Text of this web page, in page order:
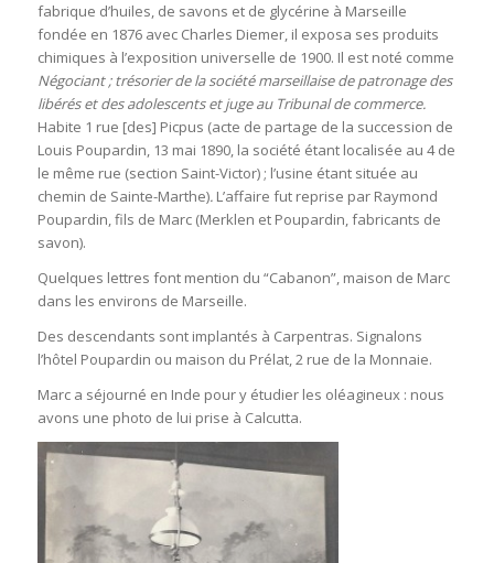
fabrique d’huiles, de savons et de glycérine à Marseille
fondée en 1876 avec Charles Diemer, il exposa ses produits
chimiques à l’exposition universelle de 1900. Il est noté comme
Négociant ; trésorier de la société marseillaise de patronage des
libérés et des adolescents et juge au Tribunal de commerce.
Habite 1 rue [des] Picpus (acte de partage de la succession de
Louis Poupardin, 13 mai 1890, la société étant localisée au 4 de
le même rue (section Saint-Victor) ; l’usine étant située au
chemin de Sainte-Marthe). L’affaire fut reprise par Raymond
Poupardin, fils de Marc (Merklen et Poupardin, fabricants de
savon).
Quelques lettres font mention du “Cabanon”, maison de Marc
dans les environs de Marseille.
Des descendants sont implantés à Carpentras. Signalons
l’hôtel Poupardin ou maison du Prélat, 2 rue de la Monnaie.
Marc a séjourné en Inde pour y étudier les oléagineux : nous
avons une photo de lui prise à Calcutta.